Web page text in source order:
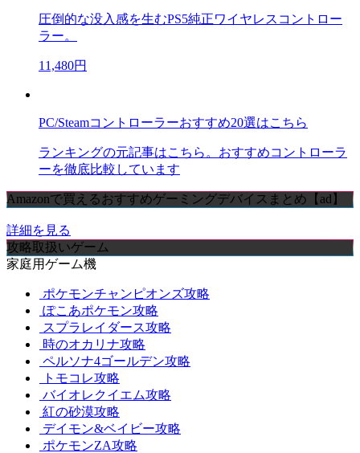
圧倒的な没入感を生むPS5純正ワイヤレスコントロー
ラー。
11,480円
PC/Steamコントローラーおすすめ20選はこちら
ランキングの元記事はこちら。おすすめコントローラ
ーを徹底比較しています
Amazonで買えるおすすめゲーミングデバイスまとめ【ad】
詳細を見る
攻略取扱いゲーム
家庭用ゲーム機
ポケモンチャンピオンズ攻略
ぽこあポケモン攻略
スプラレイダース攻略
時のオカリナ攻略
ペルソナ4ゴールデン攻略
トモコレ攻略
バイオレクイエム攻略
紅の砂漠攻略
デイモン&ベイビー攻略
ポケモンZA攻略